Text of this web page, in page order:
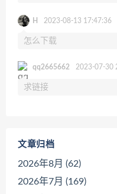
H 2023-08-13 17:47:36
怎么下载
qq2665662 2023-07-30
求链接
文章归档
2026年8月 (62)
2026年7月 (169)